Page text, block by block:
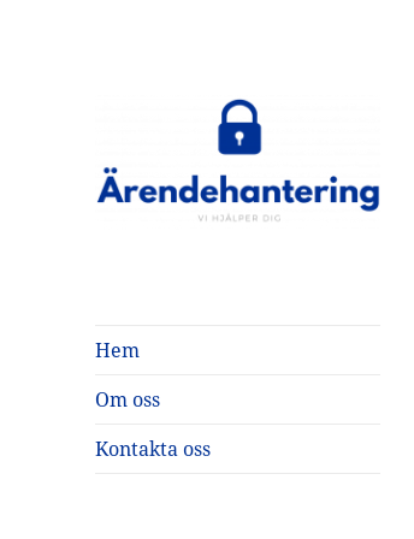
Hem
Om oss
Kontakta oss